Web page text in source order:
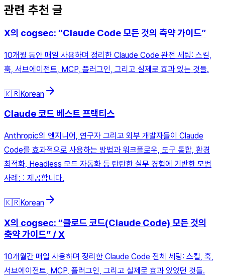
관련 추천 글
X의 cogsec: “Claude Code 모든 것의 축약 가이드”
10개월 동안 매일 사용하며 정리한 Claude Code 완전 세팅: 스킬,
훅, 서브에이전트, MCP, 플러그인, 그리고 실제로 효과 있는 것들.
🇰🇷Korean
Claude 코드 베스트 프랙티스
Anthropic의 엔지니어, 연구자 그리고 외부 개발자들이 Claude
Code를 효과적으로 사용하는 방법과 워크플로우, 도구 통합, 환경
최적화, Headless 모드 자동화 등 탄탄한 실무 경험에 기반한 모범
사례를 제공합니다.
🇰🇷Korean
X의 cogsec: “클로드 코드(Claude Code) 모든 것의
축약 가이드” / X
10개월간 매일 사용하며 정리한 Claude Code 전체 세팅: 스킬, 훅,
서브에이전트, MCP, 플러그인, 그리고 실제로 효과 있었던 것들.